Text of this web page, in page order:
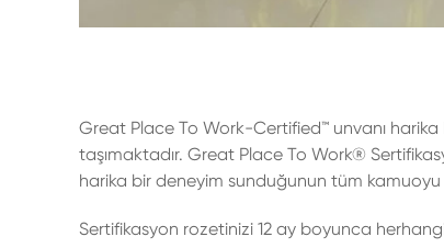
Great Place To Work-Certified™ unvanı
taşımaktadır. Great Place To Work®
harika bir deneyim sunduğunun tüm kamuoyu
Sertifikasyon rozetinizi 12 ay boyunca